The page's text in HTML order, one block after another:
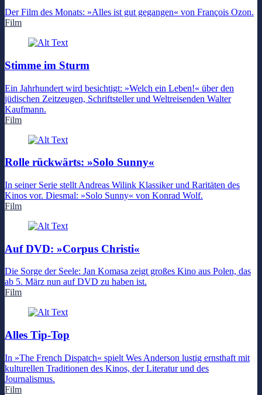
Der Film des Monats: »Alles ist gut gegangen« von François Ozon.
Film
Stimme im Sturm
Ein Jahrhundert wird besichtigt: »Welch ein Leben!« über den
jüdischen Zeitzeugen, Schriftsteller und Weltreisenden Walter
Kaufmann.
Film
Rolle rückwärts: »Solo Sunny«
In seiner Serie stellt Andreas Wilink Klassiker und Raritäten des
Kinos vor. Diesmal: »Solo Sunny« von Konrad Wolf.
Film
Auf DVD: »Corpus Christi«
Die Sorge der Seele: Jan Komasa zeigt großes Kino aus Polen, das
ab 5. März nun auf DVD zu haben ist.
Film
Alles Tip-Top
In »The French Dispatch« spielt Wes Anderson lustig ernsthaft mit
kulturellen Traditionen des Kinos, der Literatur und des
Journalismus.
Film